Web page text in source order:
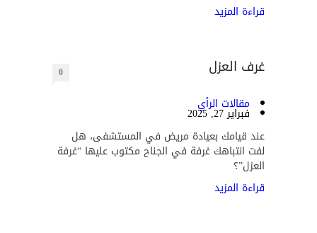
قراءة المزيد
غرف العزل 0
مقالات الرأي
فبراير 27, 2025
عند قيامك بعيادة مريض في المستشفى، هل
لفت انتباهك غرفة في الجناح مكتوب عليها “غرفة
العزل”؟
قراءة المزيد